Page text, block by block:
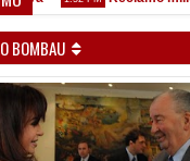
BOMBAU